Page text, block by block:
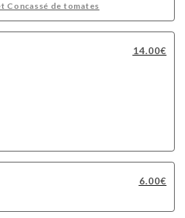
Concassé de tomates
14.00€
6.00€